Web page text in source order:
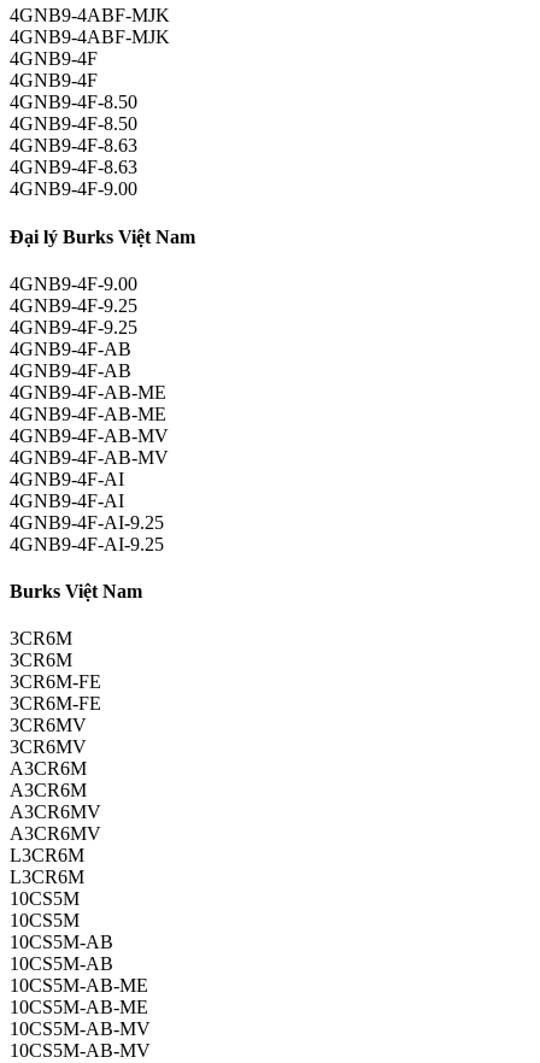
4GNB9-4ABF-MJK
4GNB9-4ABF-MJK
4GNB9-4F
4GNB9-4F
4GNB9-4F-8.50
4GNB9-4F-8.50
4GNB9-4F-8.63
4GNB9-4F-8.63
4GNB9-4F-9.00
Đại lý Burks Việt Nam
4GNB9-4F-9.00
4GNB9-4F-9.25
4GNB9-4F-9.25
4GNB9-4F-AB
4GNB9-4F-AB
4GNB9-4F-AB-ME
4GNB9-4F-AB-ME
4GNB9-4F-AB-MV
4GNB9-4F-AB-MV
4GNB9-4F-AI
4GNB9-4F-AI
4GNB9-4F-AI-9.25
4GNB9-4F-AI-9.25
Burks Việt Nam
3CR6M
3CR6M
3CR6M-FE
3CR6M-FE
3CR6MV
3CR6MV
A3CR6M
A3CR6M
A3CR6MV
A3CR6MV
L3CR6M
L3CR6M
10CS5M
10CS5M
10CS5M-AB
10CS5M-AB
10CS5M-AB-ME
10CS5M-AB-ME
10CS5M-AB-MV
10CS5M-AB-MV